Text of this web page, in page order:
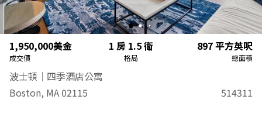
1,950,000美金 1 房 1.5 衛 897平方英呎
成交價 格局 總面積
波士頓｜四季酒店公寓
Boston, MA 02115
514311